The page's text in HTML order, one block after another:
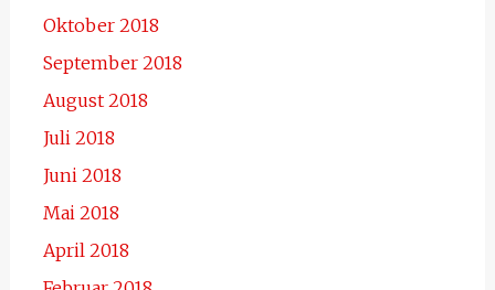
Oktober 2018
September 2018
August 2018
Juli 2018
Juni 2018
Mai 2018
April 2018